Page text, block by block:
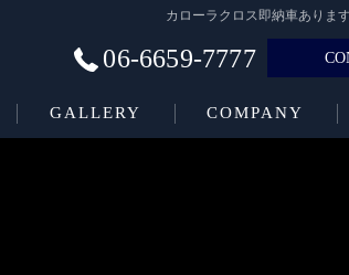
カローラクロス即納車ありま
06-6659-7777
GALLERY COMPANY